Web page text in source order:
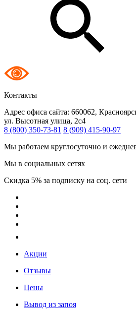
Контакты
Адрес офиса сайта: 660062,
ул. Высотная улица, 2с4
8 (800) 350-73-81 8 (909) 415-90-97
Мы работаем круглосуточно и
Мы в социальных сетях
Скидка 5% за подписку на соц. сети
Акции
Отзывы
Цены
Вывод из запоя